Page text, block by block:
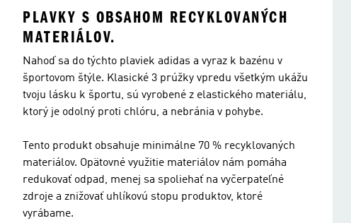
PLAVKY S OBSAHOM RECYKLOVANÝCH
MATERIÁLOV.
Nahoď sa do týchto plaviek adidas a vyraz k bazénu v
športovom štýle. Klasické 3 prúžky vpredu všetkým ukážu
tvoju lásku k športu, sú vyrobené z elastického materiálu,
ktorý je odolný proti chlóru, a nebránia v pohybe.
Tento produkt obsahuje minimálne 70 % recyklovaných
materiálov. Opätovné využitie materiálov nám pomáha
redukovať odpad, menej sa spoliehať na vyčerpateľné
zdroje a znižovať uhlíkovú stopu produktov, ktoré
vyrábame.